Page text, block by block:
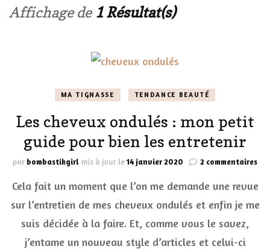
Affichage de 1 Résultat(s)
MA TIGNASSE TENDANCE BEAUTÉ
Les cheveux ondulés : mon petit
guide pour bien les entretenir
par bombastikgirl mis à jour le14 janvier 2020 2 commentairessur
:
Cela fait un moment que l’on me demande une revue
sur l’entretien de mes cheveux ondulés et enfin je me
suis décidée à la faire. Et, comme vous le savez,
j’entame un nouveau style d’articles et celui-ci